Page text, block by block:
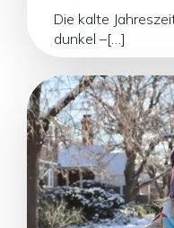
Die kalte
dunkel –[…]